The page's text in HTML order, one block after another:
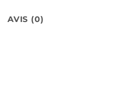
AVIS (0)